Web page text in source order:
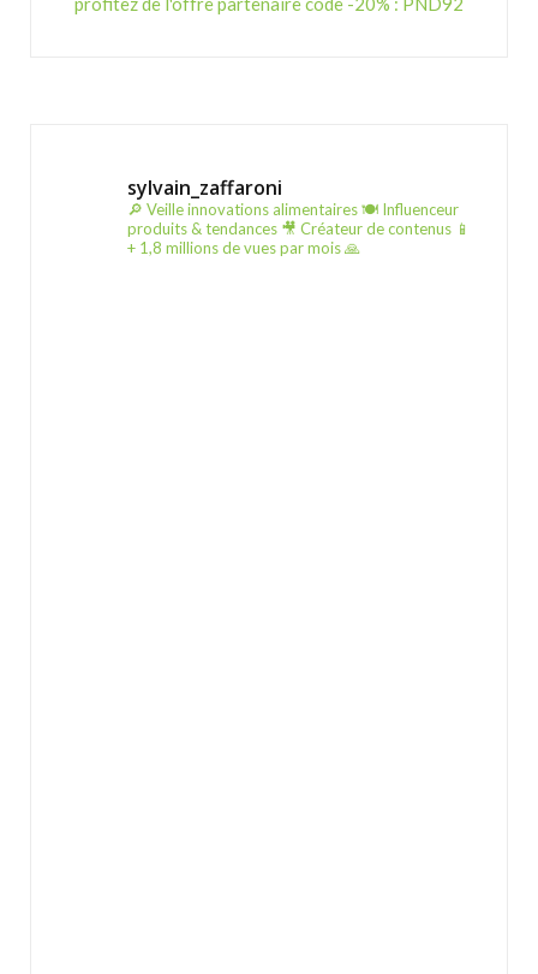
sylvain_zaffaroni
🔎 Veille innovations alimentaires🍽️ Influenceur
produits & tendances 🎥 Créateur de contenus 📱
+ 1,8 millions de vues par mois 🙏